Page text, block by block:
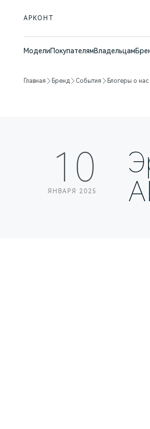
АРКОНТ
МоделиПокупателямВладельцам
Главная Бренд События Блогеры о нас
10
ЯНВАРЯ 2025